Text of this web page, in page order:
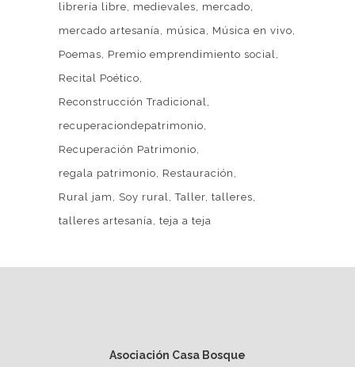
librería libre
medievales
mercado
mercado artesanía
música
Música en vivo
Poemas
Premio emprendimiento social
Recital Poético
Reconstrucción Tradicional
recuperaciondepatrimonio
Recuperación Patrimonio
regala patrimonio
Restauración
Rural jam
Soy rural Taller talleres
talleres artesanía teja a teja
Asociación Casa Bosque